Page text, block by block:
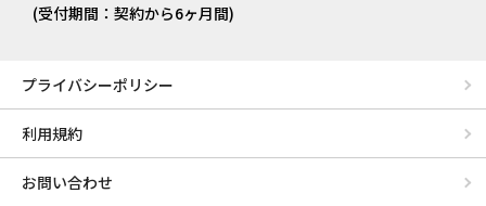
(受付期間：契約から6ヶ月間)
プライバシーポリシー
利用規約
お問い合わせ